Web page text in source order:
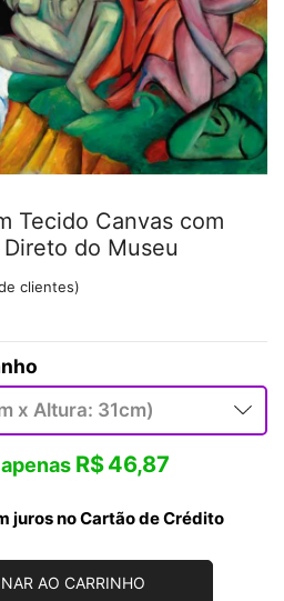
Tecido Canvas com
do Museu
clientes)
R$46,87
juros no Cartão de Crédito
AO CARRINHO